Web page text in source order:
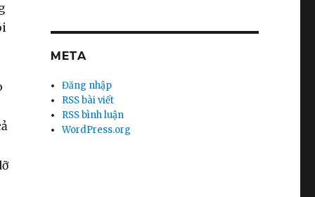
META
Đăng nhập
RSS bài viết
RSS bình luận
WordPress.org